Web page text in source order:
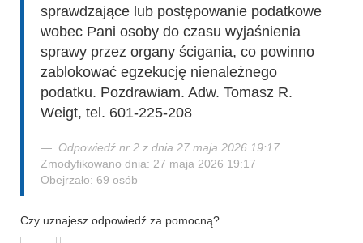
sprawdzające lub postępowanie podatkowe
wobec Pani osoby do czasu wyjaśnienia
sprawy przez organy ścigania, co powinno
zablokować egzekucję nienależnego
podatku. Pozdrawiam. Adw. Tomasz R.
Weigt, tel. 601-225-208
Odpowiedź nr 2 z dnia 27 maja 2026 19:17
Zmodyfikowano dnia: 27 maja 2026 19:17
Obejrzało: 69 osób
Czy uznajesz odpowiedź za pomocną?